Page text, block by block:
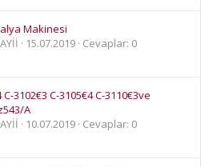
Makinesi
15.07.2019 Cevaplar: 0
C-3102€3 C-3105€4 C-3110€3ve
A
10.07.2019 Cevaplar: 0